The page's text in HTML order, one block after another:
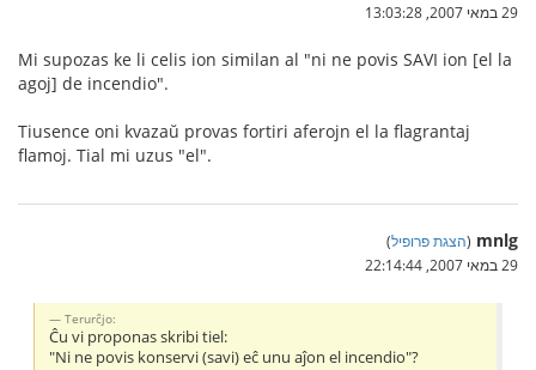
29 במאי 2007, 13:03:28
Mi supozas ke li celis ion similan al "ni ne povis SAVI ion [el la
agoj] de incendio".
Tiusence oni kvazaŭ provas fortiri aferojn el la flagrantaj
flamoj. Tial mi uzus "el".
mnlg
(הצגת פרופיל)
29 במאי 2007, 22:14:44
Terurĉjo:
Ĉu vi proponas skribi tiel:
"Ni ne povis konservi (savi) eĉ unu aĵon el incendio"?